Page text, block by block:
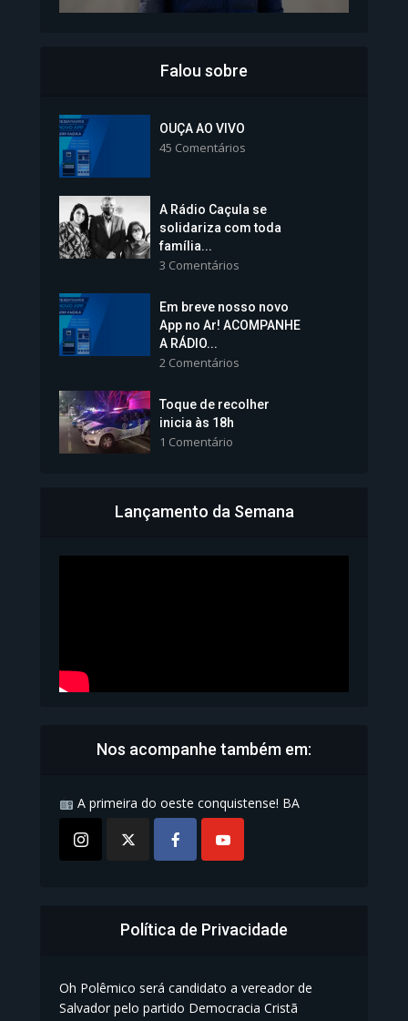
Colégios da Polícia...
Vice-Prefeita Sheila Lemos
tomará posse nesta...
1.101 Modos de exibição
Bahia inicia emissão da
Falou sobre
OUÇA AO VIVO
45 Comentários
A Rádio Caçula se
solidariza com toda
família...
3 Comentários
Em breve nosso novo
App no Ar! ACOMPANHE
A RÁDIO...
2 Comentários
Toque de recolher
inicia às 18h
1 Comentário
Lançamento da Semana
Nos acompanhe também em:
A primeira do oeste conquistense! BA
Política de Privacidade
Oh Polêmico será candidato a vereador de
Salvador pelo partido Democracia Cristã